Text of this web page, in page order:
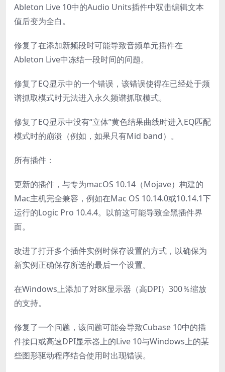
Ableton Live 10中的Audio Units插件中双击编辑文本
值后变为全白。
修复了在添加新频段时可能导致音频单元插件在
Ableton Live中冻结一段时间的问题。
修复了EQ显示中的一个错误，该错误使得在已经处于频
谱抓取模式时无法进入永久频谱抓取模式。
修复了EQ显示中没有“立体”黄色结果曲线时进入EQ匹配
模式时的崩溃（例如，如果只有Mid band）。
所有插件：
更新的插件，与专为macOS 10.14（Mojave）构建的
Mac主机完全兼容，例如在Mac OS 10.14.0或10.14.1下
运行的Logic Pro 10.4.4。以前这可能导致全黑插件界
面。
改进了打开多个插件实例时保存设置的方式，以确保为
新实例正确保存所选的最后一个设置。
在Windows上添加了对8K显示器（高DPI）300％缩放
的支持。
修复了一个问题，该问题可能会导致Cubase 10中的插
件接口或高速DPI显示器上的Live 10与Windows上的某
些图形驱动程序结合使用时出现错误。